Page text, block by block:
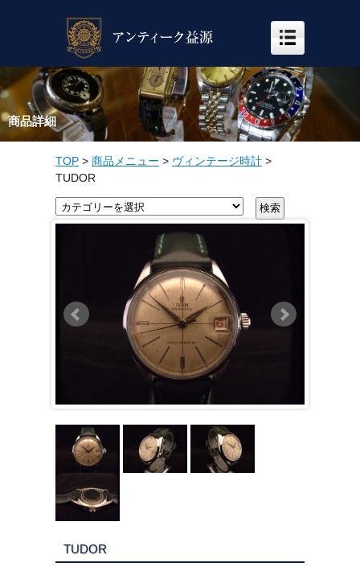
商品詳細
TOP > 商品メニュー > ヴィンテージ時計 >
TUDOR
TUDOR